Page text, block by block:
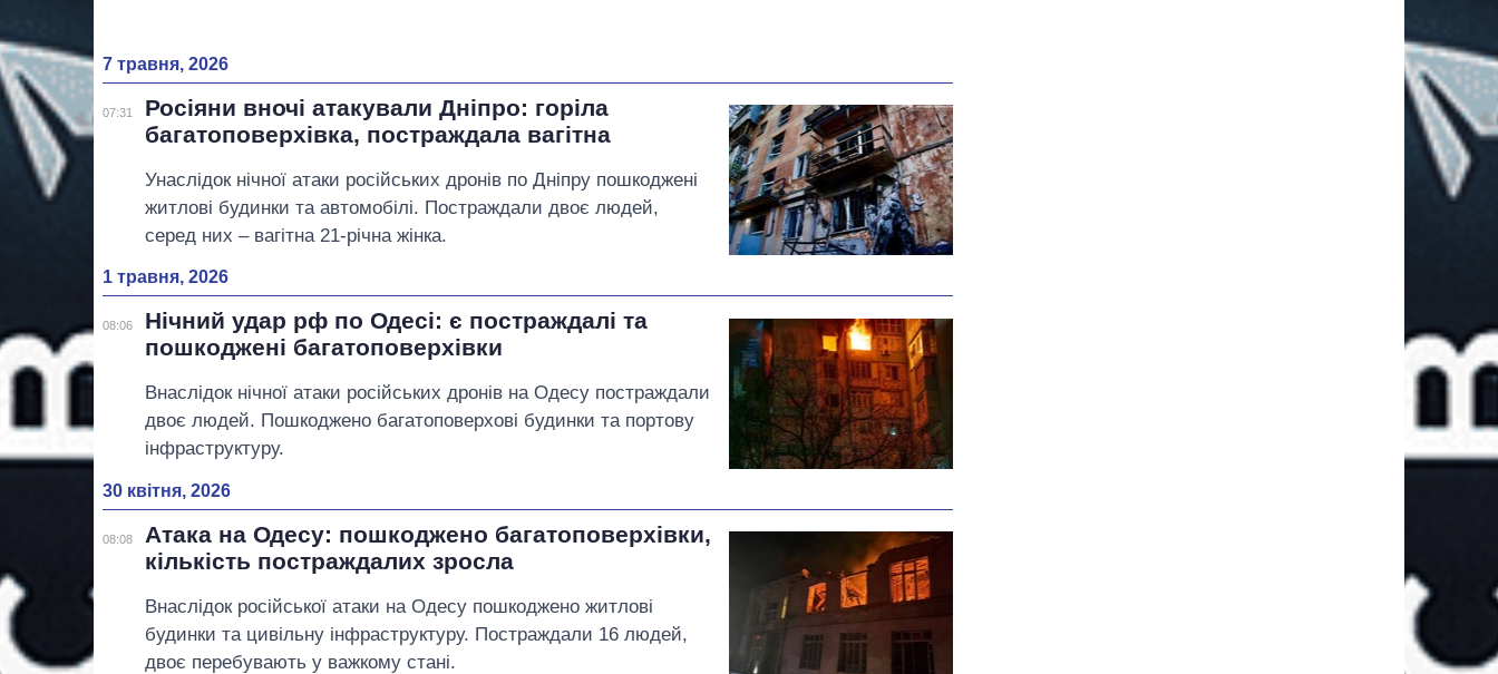
7 травня, 2026
07:31
Росіяни вночі атакували Дніпро: горіла
багатоповерхівка, постраждала вагітна
Унаслідок нічної атаки російських дронів по Дніпру пошкоджені
житлові будинки та автомобілі. Постраждали двоє людей,
серед них – вагітна 21-річна жінка.
1 травня, 2026
08:06
Нічний удар рф по Одесі: є постраждалі та
пошкоджені багатоповерхівки
Внаслідок нічної атаки російських дронів на Одесу постраждали
двоє людей. Пошкоджено багатоповерхові будинки та портову
інфраструктуру.
30 квітня, 2026
08:08
Атака на Одесу: пошкоджено багатоповерхівки,
кількість постраждалих зросла
Внаслідок російської атаки на Одесу пошкоджено житлові
будинки та цивільну інфраструктуру. Постраждали 16 людей,
двоє перебувають у важкому стані.